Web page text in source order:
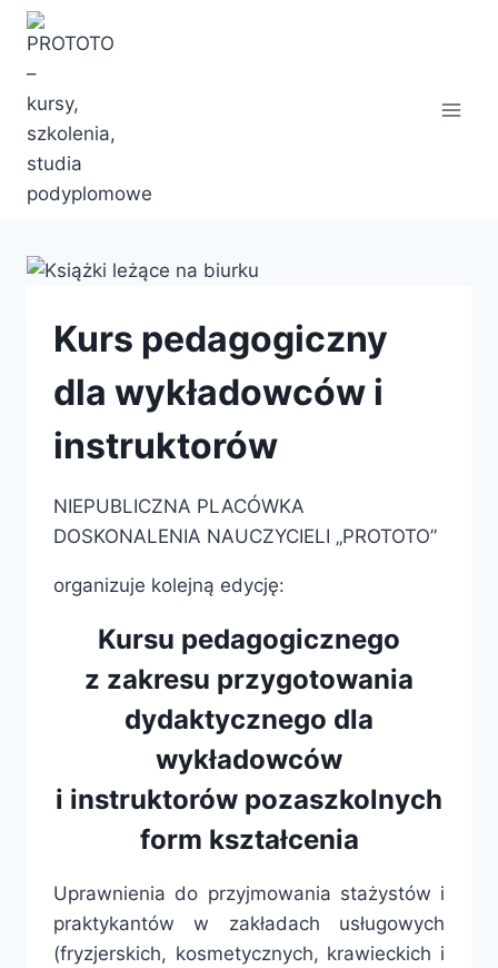
Przejdź
treści
Kurs pedagogiczny
dla wykładowców i
instruktorów
NIEPUBLICZNA PLACÓWKA
DOSKONALENIA NAUCZYCIELI „PROTOTO”
organizuje kolejną edycję:
Kursu pedagogicznego
z zakresu przygotowania
dydaktycznego dla
wykładowców
i instruktorów pozaszkolnych
form kształcenia
Uprawnienia do przyjmowania stażystów i
praktykantów w zakładach usługowych
(fryzjerskich, kosmetycznych, krawieckich i